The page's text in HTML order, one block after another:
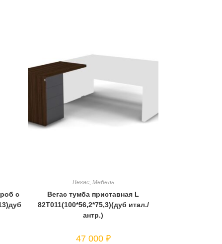
с
Вегас, Мебель
Вегас тумба приставная L
82T011(100*56,2*75,3)(дуб итал./
антр.)
47 000 ₽